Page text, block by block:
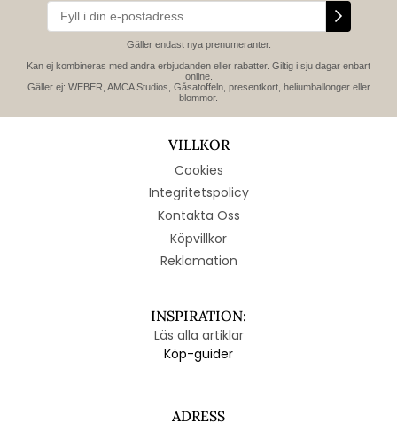
Gäller endast nya prenumeranter.
Kan ej kombineras med andra erbjudanden eller rabatter. Giltig i sju dagar enbart
online.
Gäller ej: WEBER, AMCA Studios, Gåsatoffeln, presentkort, heliumballonger eller
blommor.
VILLKOR
Cookies
Integritetspolicy
Kontakta Oss
Köpvillkor
Reklamation
INSPIRATION:
Läs alla artiklar
Köp-guider
ADRESS